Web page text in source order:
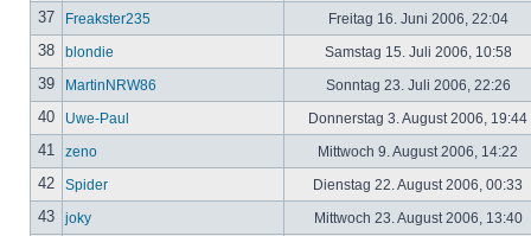
37 Freakster235 Freitag 16. Juni 2006, 22:04
38 blondie Samstag 15. Juli 2006, 10:58
39 MartinNRW86 Sonntag 23. Juli 2006, 22:26
40 Uwe-Paul Donnerstag 3. August 2006, 19:44
41 zeno Mittwoch 9. August 2006, 14:22
42 Spider Dienstag 22. August 2006, 00:33
43 joky Mittwoch 23. August 2006, 13:40